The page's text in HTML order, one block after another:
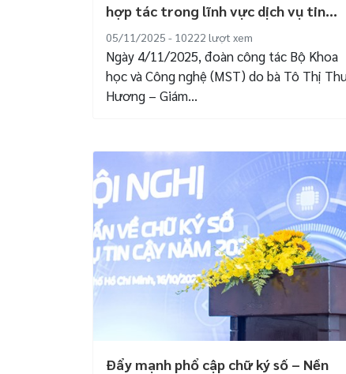
hợp tác trong lĩnh vực dịch vụ tin...
05/11/2025 - 10222 lượt xem
Ngày 4/11/2025, đoàn công tác Bộ Khoa
học và Công nghệ (MST) do bà Tô Thị
Hương – Giám...
Đẩy mạnh phổ cập chữ ký số – Nền